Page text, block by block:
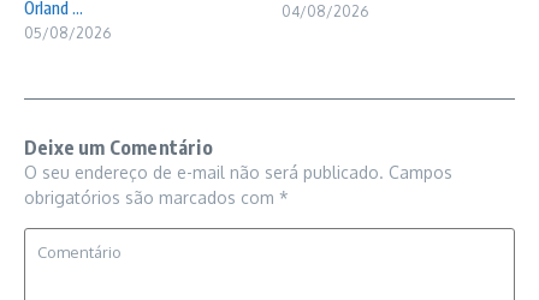
Orland ...
05/08/2026
04/08/2026
Deixe um Comentário
O seu endereço de e-mail não será publicado. Campos
obrigatórios são marcados com *